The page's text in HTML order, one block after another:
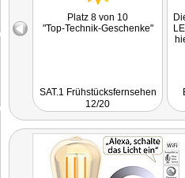
Platz 8 von 10
"Top-Technik-Geschenke"
SAT.1 Frühstücksfernsehen
12/20